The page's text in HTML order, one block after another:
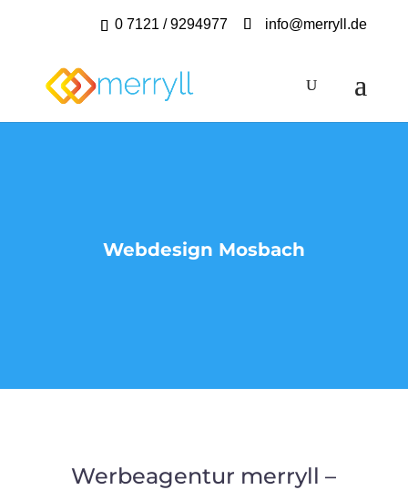
0 7121 / 9294977 info@merryll.de
Webdesign Mosbach
Werbeagentur merryll –